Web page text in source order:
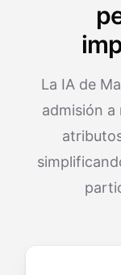
La IA de
admisión a